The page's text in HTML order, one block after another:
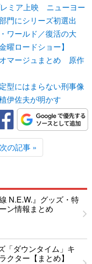
レミア上映 ニューヨー
門にシリーズ初選出
ワールド／復活の大
曜ロードショー】
オマージュまとめ 原作
型にはまらない刑事像
伊佐夫が明かす
次の記事 »
N.E.W.』グッズ・特
ン情報まとめ
「ダウンタイム」キ
クター【まとめ】